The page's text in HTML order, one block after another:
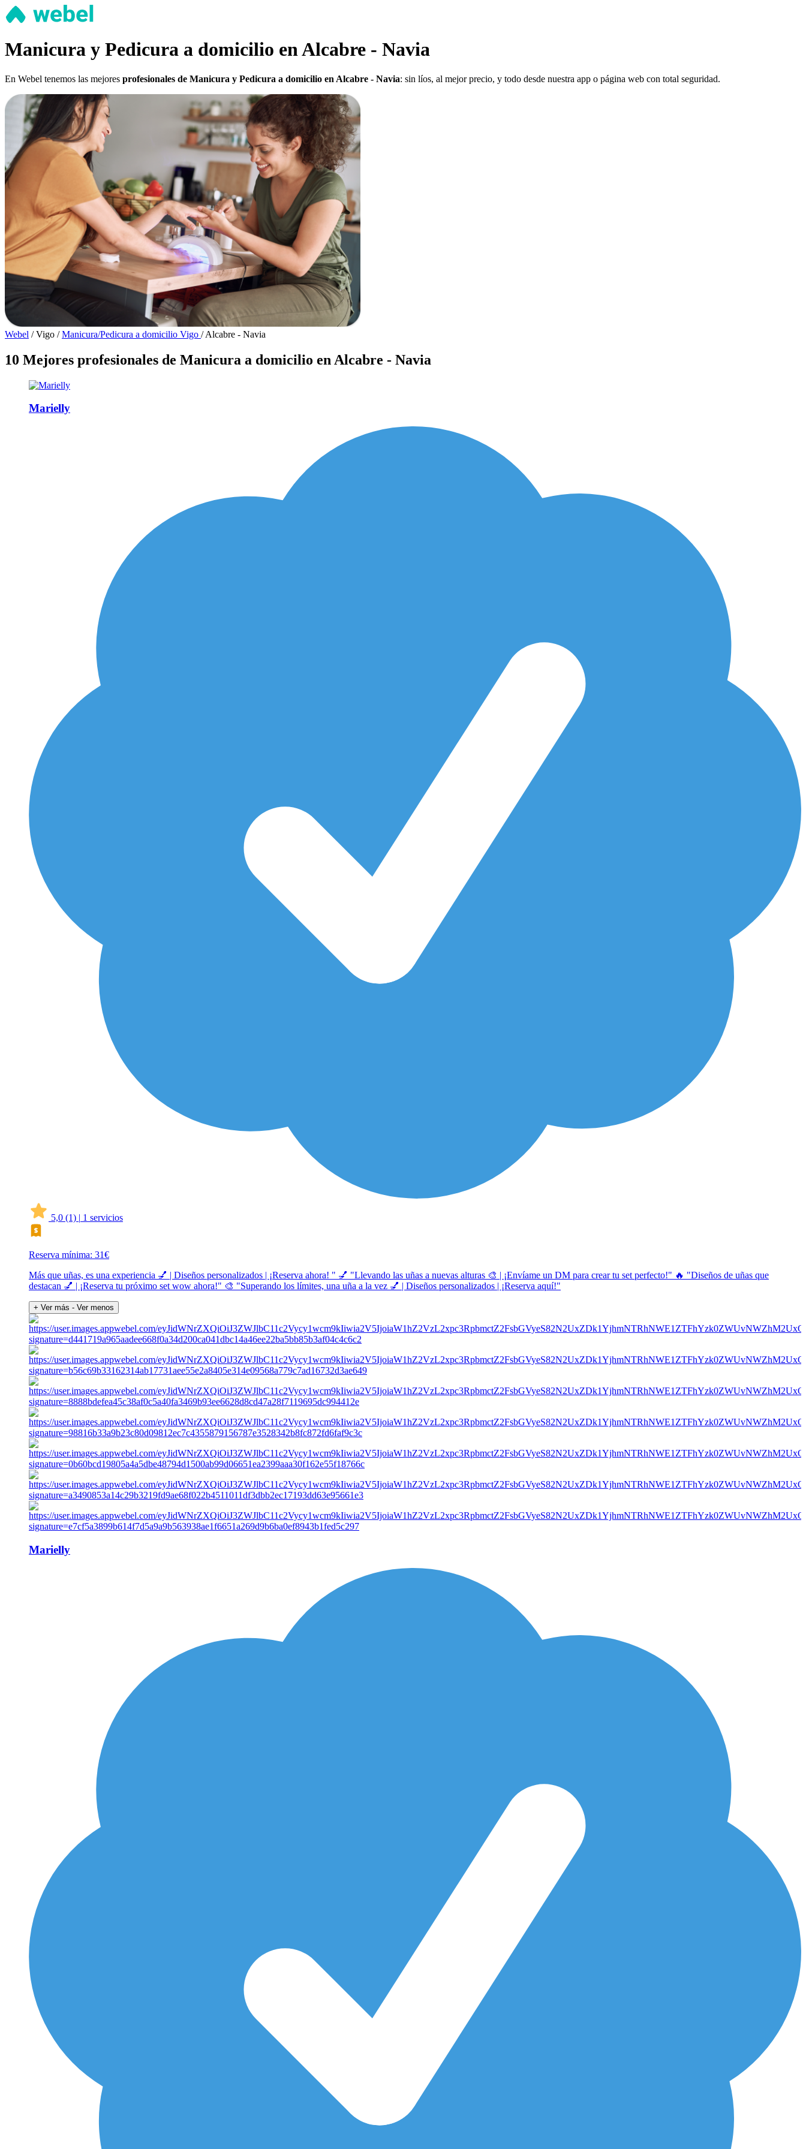
Manicura y Pedicura a domicilio en Alcabre - Navia
En Webel tenemos las mejores profesionales de Manicura y Pedicura a domicilio en Alcabre - Navia: sin líos, al mejor precio, y todo desde nuestra app o página web con total seguridad.
Webel / Vigo / Manicura/Pedicura a domicilio Vigo / Alcabre - Navia
10 Mejores profesionales de Manicura a domicilio en Alcabre - Navia
Marielly
5,0 (1) | 1 servicios
Reserva mínima: 31€
Más que uñas, es una experiencia 💅 | Diseños personalizados | ¡Reserva ahora! " 💅 "Llevando las uñas a nuevas alturas 🎨 | ¡Envíame un DM para crear tu set perfecto!" 🔥 "Diseños de uñas que
destacan 💅 | ¡Reserva tu próximo set wow ahora!" 🎨 "Superando los límites, una uña a la vez 💅 | Diseños personalizados | ¡Reserva aquí!"
+ Ver más - Ver menos
Marielly